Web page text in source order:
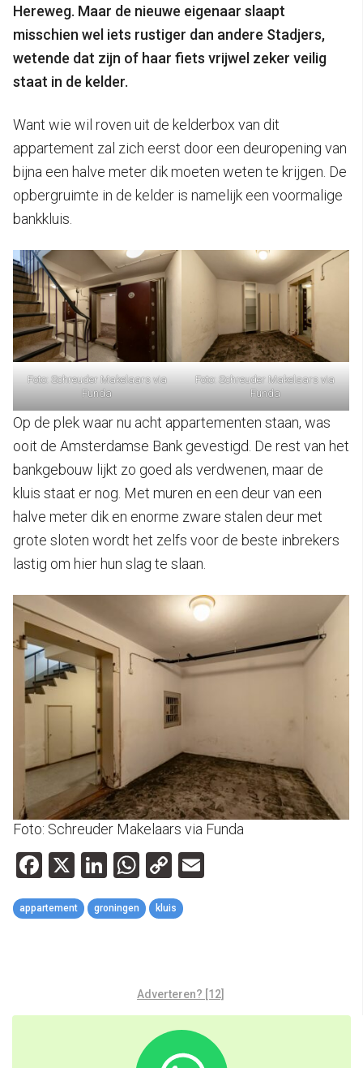
Hereweg. Maar de nieuwe eigenaar slaapt
misschien wel iets rustiger dan andere Stadjers,
wetende dat zijn of haar fiets vrijwel zeker veilig
staat in de kelder.
Want wie wil roven uit de kelderbox van dit
appartement zal zich eerst door een deuropening van
bijna een halve meter dik moeten weten te krijgen. De
opbergruimte in de kelder is namelijk een voormalige
bankkluis.
Foto: Schreuder Makelaars via
Funda
Foto: Schreuder Makelaars via
Funda
Op de plek waar nu acht appartementen staan, was
ooit de Amsterdamse Bank gevestigd. De rest van het
bankgebouw lijkt zo goed als verdwenen, maar de
kluis staat er nog. Met muren en een deur van een
halve meter dik en enorme zware stalen deur met
grote sloten wordt het zelfs voor de beste inbrekers
lastig om hier hun slag te slaan.
Foto: Schreuder Makelaars via Funda
Facebook
X LinkedIn
WhatsApp
Copy
Link
appartement groningen kluis
Adverteren? [12]